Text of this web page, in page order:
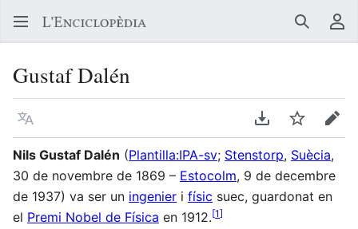
Buscar
Gustaf Dalén
Llegir en un atre idioma Descarregar en
Vigilar
Nils Gustaf Dalén (Plantilla:IPA-sv; Stenstorp, Suècia,
30 de novembre de 1869 – Estocolm, 9 de decembre
de 1937) va ser un ingenier i físic suec, guardonat en
el Premi Nobel de Física en 1912.[1]